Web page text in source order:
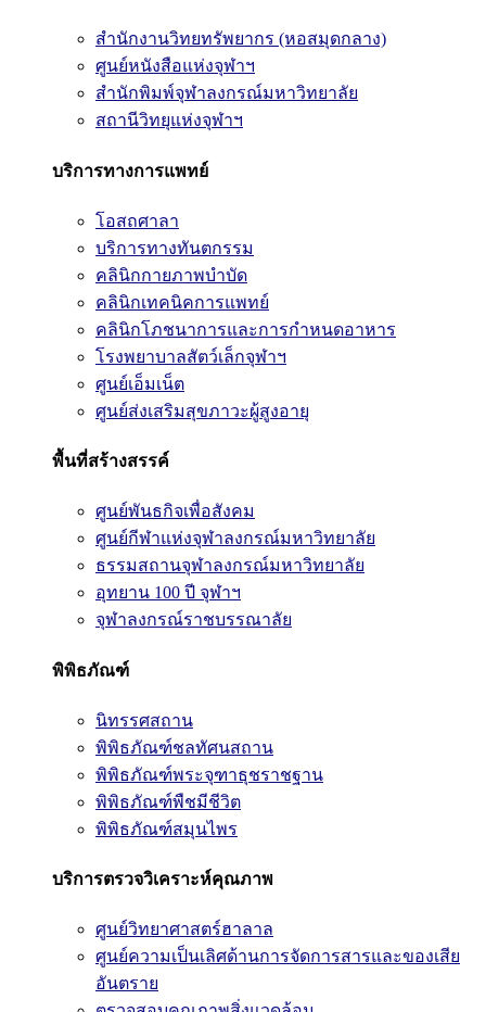
สำนักงานวิทยทรัพยากร (หอสมุดกลาง)
ศูนย์หนังสือแห่งจุฬาฯ
สำนักพิมพ์จุฬาลงกรณ์มหาวิทยาลัย
สถานีวิทยุแห่งจุฬาฯ
บริการทางการแพทย์
โอสถศาลา
บริการทางทันตกรรม
คลินิกกายภาพบำบัด
คลินิกเทคนิคการแพทย์
คลินิกโภชนาการและการกำหนดอาหาร
โรงพยาบาลสัตว์เล็กจุฬาฯ
ศูนย์เอ็มเน็ต
ศูนย์ส่งเสริมสุขภาวะผู้สูงอายุ
พื้นที่สร้างสรรค์
ศูนย์พันธกิจเพื่อสังคม
ศูนย์กีฬาแห่งจุฬาลงกรณ์มหาวิทยาลัย
ธรรมสถานจุฬาลงกรณ์มหาวิทยาลัย
อุทยาน 100 ปี จุฬาฯ
จุฬาลงกรณ์ราชบรรณาลัย
พิพิธภัณฑ์
นิทรรศสถาน
พิพิธภัณฑ์ชลทัศนสถาน
พิพิธภัณฑ์พระจุฑาธุชราชฐาน
พิพิธภัณฑ์พืชมีชีวิต
พิพิธภัณฑ์สมุนไพร
บริการตรวจวิเคราะห์คุณภาพ
ศูนย์วิทยาศาสตร์ฮาลาล
ศูนย์ความเป็นเลิศด้านการจัดการสารและของเสีย
อันตราย